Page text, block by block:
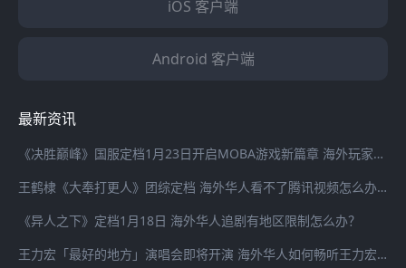
iOS 客户端
Android 客户端
最新资讯
《决胜巅峰》国服定档1月23日开启MOBA游戏新篇章 海外玩家登录国服游戏延迟高怎么办？
王鹤棣《大奉打更人》团综定档 海外华人看不了腾讯视频怎么办？
《异人之下》定档1月18日 海外华人追剧有地区限制怎么办？
王力宏「最好的地方」演唱会即将开演 海外华人如何畅听王力宏最新歌曲